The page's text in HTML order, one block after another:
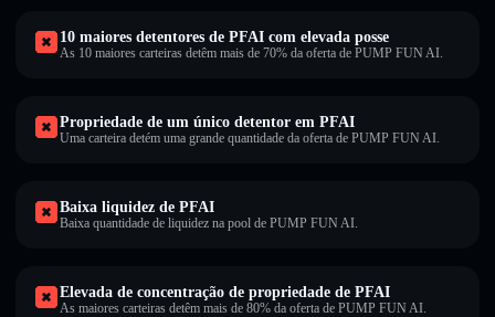
10 maiores detentores de PFAI com elevada posse
As 10 maiores carteiras detêm mais de 70% da oferta de PUMP FUN AI.
Propriedade de um único detentor em PFAI
Uma carteira detém uma grande quantidade da oferta de PUMP FUN AI.
Baixa liquidez de PFAI
Baixa quantidade de liquidez na pool de PUMP FUN AI.
Elevada de concentração de propriedade de PFAI
As maiores carteiras detêm mais de 80% da oferta de PUMP FUN AI.